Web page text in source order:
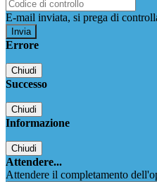
E-mail inviata, si prega di
Errore
Chiudi
Successo
Chiudi
Informazione
Chiudi
Attendere...
Attendere il completamento